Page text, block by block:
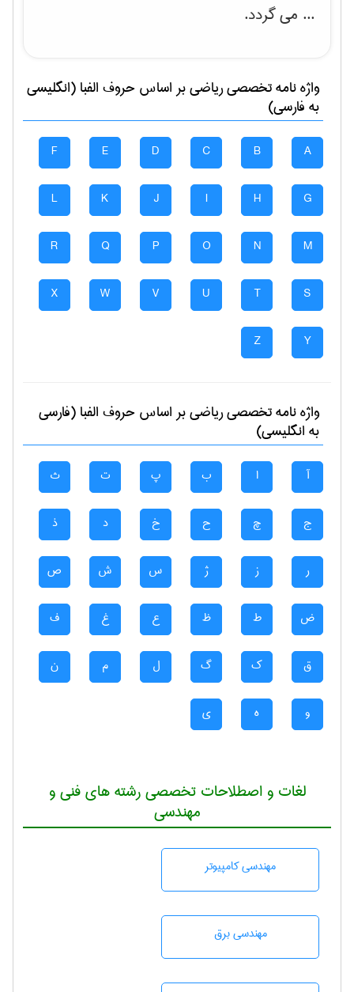
... می گردد.
واژه نامه تخصصیرياضیبر اساس حروف الفبا (انگلیسی
به فارسی)
A
B
C
D
E
F
G
H
I
J
K
L
M
N
O
P
Q
R
S
T
U
V
W
X
Y
Z
واژه نامه تخصصیرياضیبر اساس حروف الفبا (فارسی
به انگلیسی)
آ ا ب پ ت ث
ج چ ح خ د ذ
ر ز ژ س ش ص
ض ط ظ ع غ ف
ق ک گ ل م ن
و ه ی
لغات و اصطلاحات تخصصی رشته های فنی و
مهندسی
مهندسی كامپيوتر
مهندسی برق